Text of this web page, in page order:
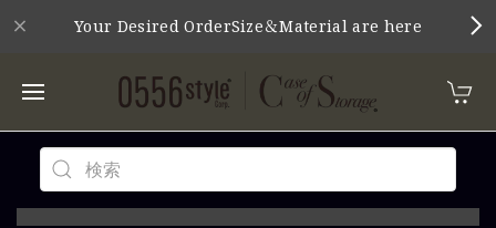
Your Desired OrderSize＆Material are here